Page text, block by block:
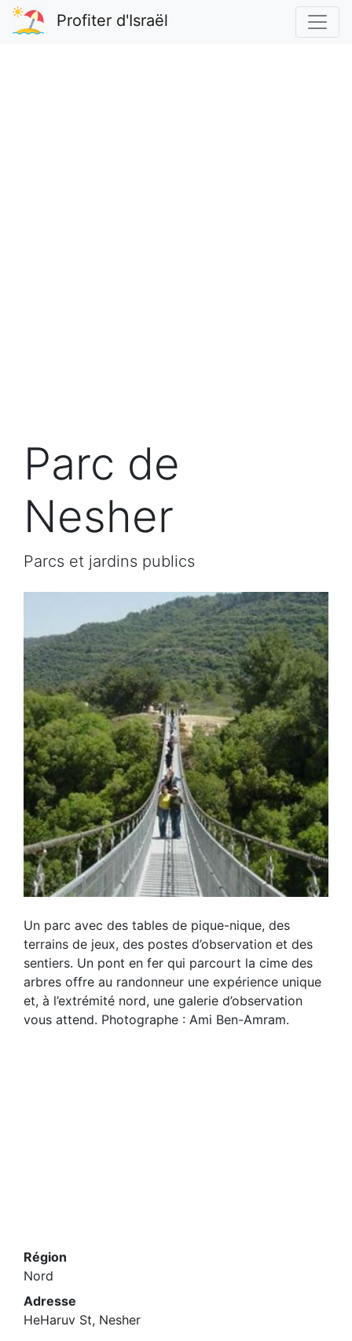
Profiter d'Israël
Parc de
Nesher
Parcs et jardins publics
Un parc avec des tables de pique-nique, des
terrains de jeux, des postes d’observation et des
sentiers. Un pont en fer qui parcourt la cime des
arbres offre au randonneur une expérience unique
et, à l’extrémité nord, une galerie d’observation
vous attend. Photographe : Ami Ben-Amram.
Région
Nord
Adresse
HeHaruv St, Nesher